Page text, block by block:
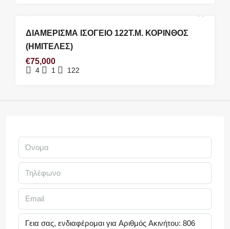
ΠΏΛΗΣΗ #431
ΔΙΑΜΕΡΙΣΜΑ ΙΣΟΓΕΙΟ 122Τ.Μ. ΚΟΡΙΝΘΟΣ
(ΗΜΙΤΕΛΕΣ)
€75,000
4 1 122